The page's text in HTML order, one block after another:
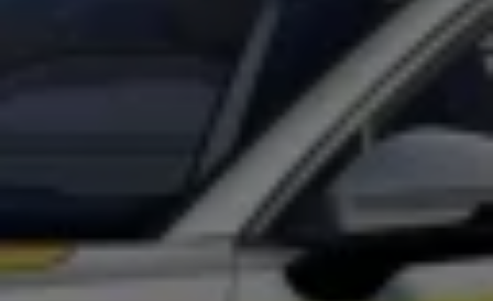
Kundeninformationen
Volkswagen Kundenbetreuung
Warn- und Kontrollleuchten
Assistenzsysteme
Digitale Betriebsanleitung
Transport
Familie
Elektromobilität
Volkswagen R
Pannen- und Unfallhilfe
Volkswagen Kundenbetreuung